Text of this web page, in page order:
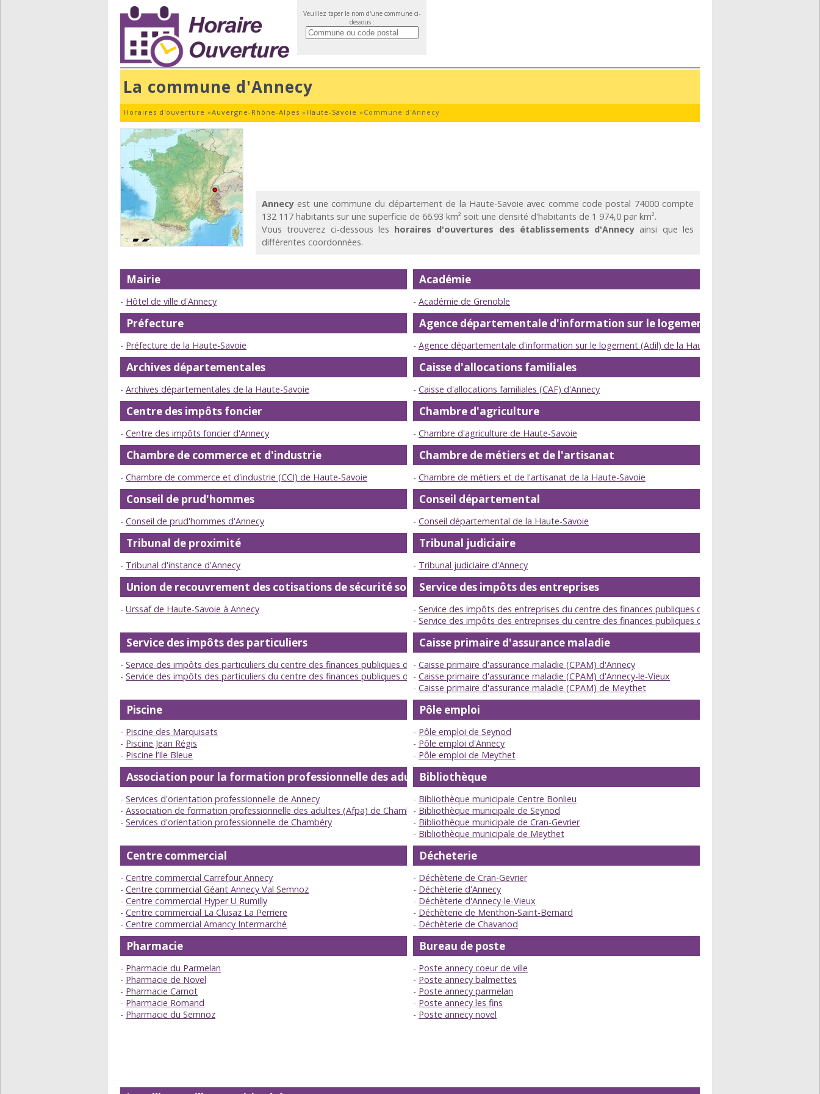
Veuillez taper le nom d'une commune ci-
dessous :
La commune d'Annecy
Horaires d'ouverture »Auvergne-Rhône-Alpes » Haute-Savoie » Commune d'Annecy
Annecy est une commune du département de la Haute-Savoie avec comme code postal 74000 compte
132 117 habitants sur une superficie de 66.93 km² soit une densité d'habitants de 1 974,0 par km².
Vous trouverez ci-dessous les horaires d'ouvertures des établissements d'Annecy ainsi que les
différentes coordonnées.
Mairie
Hôtel de ville d'Annecy
Académie
Académie de Grenoble
Préfecture
Préfecture de la Haute-Savoie
Agence départementale d'information sur le logement
Agence départementale d'information sur le logement (Adil) de la Haute-Savoie
Archives départementales
Archives départementales de la Haute-Savoie
Caisse d'allocations familiales
Caisse d'allocations familiales (CAF) d'Annecy
Centre des impôts foncier
Centre des impôts foncier d'Annecy
Chambre d'agriculture
Chambre d'agriculture de Haute-Savoie
Chambre de commerce et d'industrie
Chambre de commerce et d'industrie (CCI) de Haute-Savoie
Chambre de métiers et de l'artisanat
Chambre de métiers et de l'artisanat de la Haute-Savoie
Conseil de prud'hommes
Conseil de prud'hommes d'Annecy
Conseil départemental
Conseil départemental de la Haute-Savoie
Tribunal de proximité
Tribunal d'instance d'Annecy
Tribunal judiciaire
Tribunal judiciaire d'Annecy
Union de recouvrement des cotisations de sécurité sociale et d'allocations familiales
Urssaf de Haute-Savoie à Annecy
Service des impôts des entreprises
Service des impôts des entreprises du centre des finances publiques d'Annecy
Service des impôts des entreprises du centre des finances publiques de Seynod
Service des impôts des particuliers
Service des impôts des particuliers du centre des finances publiques d'Annecy
Service des impôts des particuliers du centre des finances publiques de Seynod
Caisse primaire d'assurance maladie
Caisse primaire d'assurance maladie (CPAM) d'Annecy
Caisse primaire d'assurance maladie (CPAM) d'Annecy-le-Vieux
Caisse primaire d'assurance maladie (CPAM) de Meythet
Piscine
Piscine des Marquisats
Piscine Jean Régis
Piscine l’Ile Bleue
Pôle emploi
Pôle emploi de Seynod
Pôle emploi d'Annecy
Pôle emploi de Meythet
Association pour la formation professionnelle des adultes
Services d'orientation professionnelle de Annecy
Association de formation professionnelle des adultes (Afpa) de Chambéry
Services d'orientation professionnelle de Chambéry
Bibliothèque
Bibliothèque municipale Centre Bonlieu
Bibliothèque municipale de Seynod
Bibliothèque municipale de Cran-Gevrier
Bibliothèque municipale de Meythet
Centre commercial
Centre commercial Carrefour Annecy
Centre commercial Géant Annecy Val Semnoz
Centre commercial Hyper U Rumilly
Centre commercial La Clusaz La Perriere
Centre commercial Amancy Intermarché
Décheterie
Déchèterie de Cran-Gevrier
Déchèterie d'Annecy
Déchèterie d'Annecy-le-Vieux
Déchèterie de Menthon-Saint-Bernard
Déchèterie de Chavanod
Pharmacie
Pharmacie du Parmelan
Pharmacie de Novel
Pharmacie Carnot
Pharmacie Romand
Pharmacie du Semnoz
Bureau de poste
Poste annecy coeur de ville
Poste annecy balmettes
Poste annecy parmelan
Poste annecy les fins
Poste annecy novel